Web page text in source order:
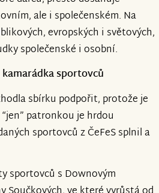
ale i společenském. Na
evropských i světových,
společenské i osobní.
sportovců
sbírku podpořit, protože je
patronkou je hrdou
sportovců z ČeFeS splnil a
sportovců s Downovým